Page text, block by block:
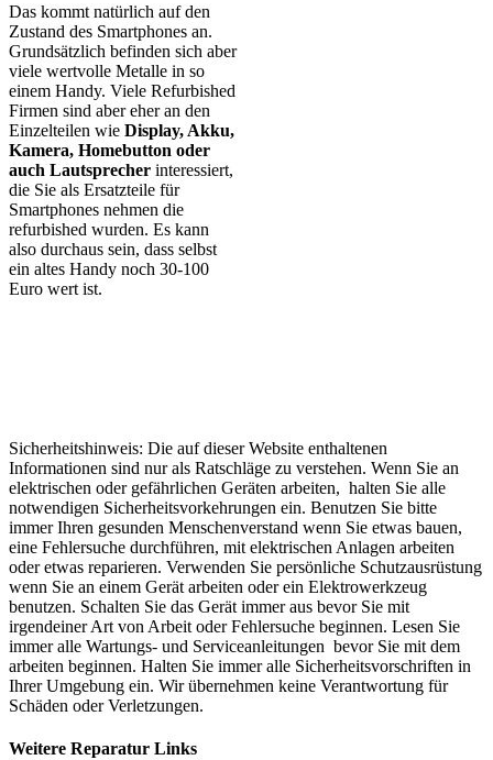
Das kommt natürlich auf den
Zustand des Smartphones an.
Grundsätzlich befinden sich aber
viele wertvolle Metalle in so
einem Handy. Viele Refurbished
Firmen sind aber eher an den
Einzelteilen wie Display, Akku,
Kamera, Homebutton oder
auch Lautsprecher interessiert,
die Sie als Ersatzteile für
Smartphones nehmen die
refurbished wurden. Es kann
also durchaus sein, dass selbst
ein altes Handy noch 30-100
Euro wert ist.
Sicherheitshinweis: Die auf dieser Website enthaltenen
Informationen sind nur als Ratschläge zu verstehen. Wenn Sie an
elektrischen oder gefährlichen Geräten arbeiten, halten Sie alle
notwendigen Sicherheitsvorkehrungen ein. Benutzen Sie bitte
immer Ihren gesunden Menschenverstand wenn Sie etwas bauen,
eine Fehlersuche durchführen, mit elektrischen Anlagen arbeiten
oder etwas reparieren. Verwenden Sie persönliche Schutzausrüstung
wenn Sie an einem Gerät arbeiten oder ein Elektrowerkzeug
benutzen. Schalten Sie das Gerät immer aus bevor Sie mit
irgendeiner Art von Arbeit oder Fehlersuche beginnen. Lesen Sie
immer alle Wartungs- und Serviceanleitungen bevor Sie mit dem
arbeiten beginnen. Halten Sie immer alle Sicherheitsvorschriften in
Ihrer Umgebung ein. Wir übernehmen keine Verantwortung für
Schäden oder Verletzungen.
Weitere Reparatur Links